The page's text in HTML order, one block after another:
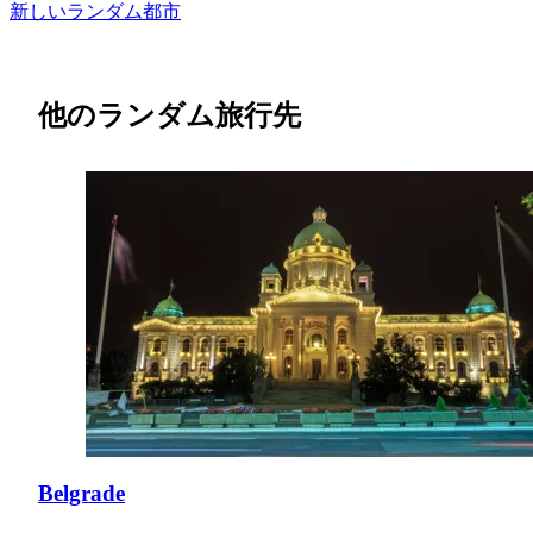
新しいランダム都市
他のランダム旅行先
Belgrade